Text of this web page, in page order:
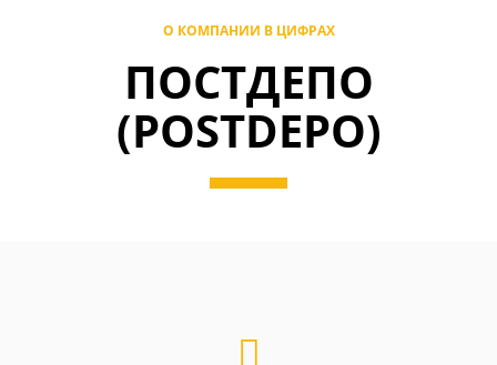
О КОМПАНИИ В ЦИФРАХ
ПОСТДЕПО
(POSTDEPO)